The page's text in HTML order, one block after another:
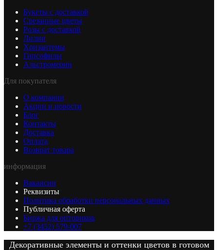
Букеты с доставкой
Срезанные цветы
Розы с доставкой
Лилии
Хризантемы
Гипсофилы
Альстромерии
Для покупателя
О компании
Акции и новости
Блог
Контакты
Доставка
Оплата
Возврат товара
информация
Вакансии
Реквизиты
Политика обработки персональных данных
Публичная оферта
Биржа для оптовиков
+7 (3452) 579-007
Декоративные элементы и оттенки цветов в готовом